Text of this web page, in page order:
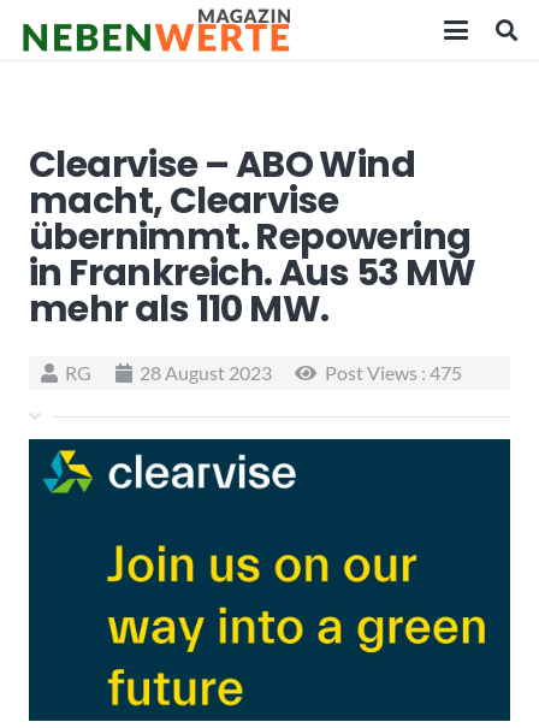
Clearvise – ABO Wind
macht, Clearvise
übernimmt. Repowering
in Frankreich. Aus 53 MW
mehr als 110 MW.
RG 28 August 2023 Post Views : 475